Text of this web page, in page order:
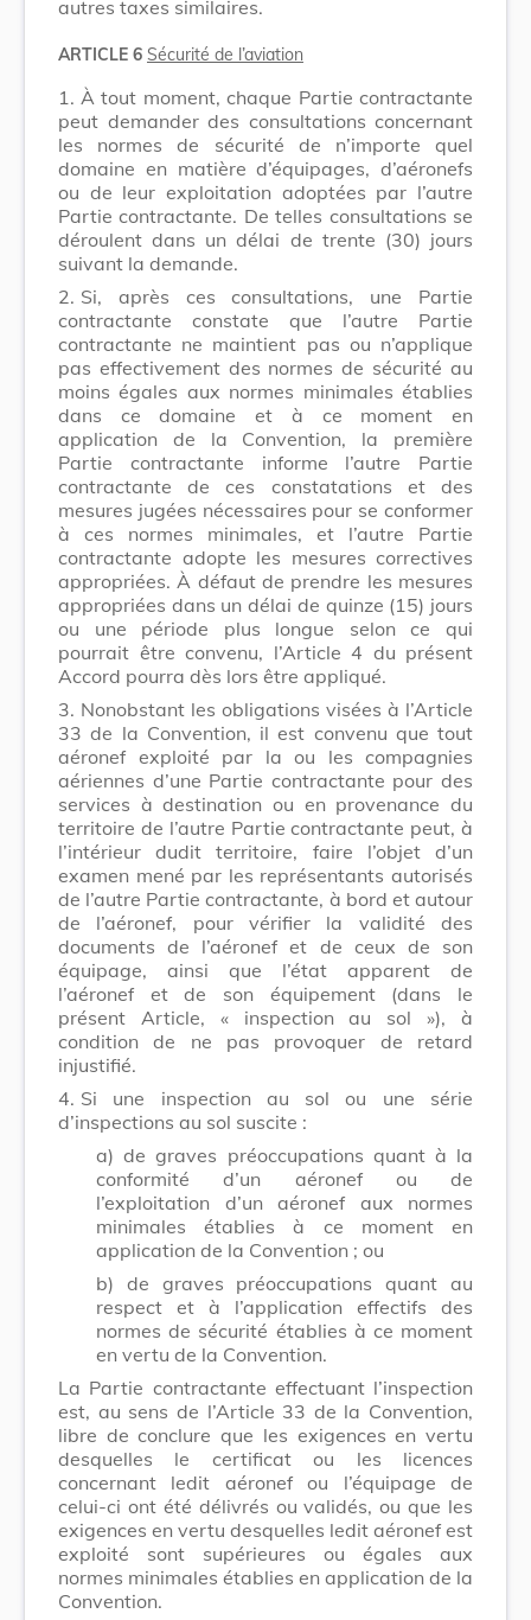
autres taxes similaires.
ARTICLE 6 Sécurité de l’aviation
1. À tout moment, chaque Partie contractante
peut demander des consultations concernant
les normes de sécurité de n’importe quel
domaine en matière d’équipages, d’aéronefs
ou de leur exploitation adoptées par l’autre
Partie contractante. De telles consultations se
déroulent dans un délai de trente (30) jours
suivant la demande.
2. Si, après ces consultations, une Partie
contractante constate que l’autre Partie
contractante ne maintient pas ou n’applique
pas effectivement des normes de sécurité au
moins égales aux normes minimales établies
dans ce domaine et à ce moment en
application de la Convention, la première
Partie contractante informe l’autre Partie
contractante de ces constatations et des
mesures jugées nécessaires pour se conformer
à ces normes minimales, et l’autre Partie
contractante adopte les mesures correctives
appropriées. À défaut de prendre les mesures
appropriées dans un délai de quinze (15) jours
ou une période plus longue selon ce qui
pourrait être convenu, l’Article 4 du présent
Accord pourra dès lors être appliqué.
3. Nonobstant les obligations visées à l’Article
33 de la Convention, il est convenu que tout
aéronef exploité par la ou les compagnies
aériennes d’une Partie contractante pour des
services à destination ou en provenance du
territoire de l’autre Partie contractante peut, à
l’intérieur dudit territoire, faire l’objet d’un
examen mené par les représentants autorisés
de l’autre Partie contractante, à bord et autour
de l’aéronef, pour vérifier la validité des
documents de l’aéronef et de ceux de son
équipage, ainsi que l’état apparent de
l’aéronef et de son équipement (dans le
présent Article, « inspection au sol »), à
condition de ne pas provoquer de retard
injustifié.
4. Si une inspection au sol ou une série
d’inspections au sol suscite :
a) de graves préoccupations quant à la
conformité d’un aéronef ou de
l’exploitation d’un aéronef aux normes
minimales établies à ce moment en
application de la Convention ; ou
b) de graves préoccupations quant au
respect et à l’application effectifs des
normes de sécurité établies à ce moment
en vertu de la Convention.
La Partie contractante effectuant l’inspection
est, au sens de l’Article 33 de la Convention,
libre de conclure que les exigences en vertu
desquelles le certificat ou les licences
concernant ledit aéronef ou l’équipage de
celui-ci ont été délivrés ou validés, ou que les
exigences en vertu desquelles ledit aéronef est
exploité sont supérieures ou égales aux
normes minimales établies en application de la
Convention.